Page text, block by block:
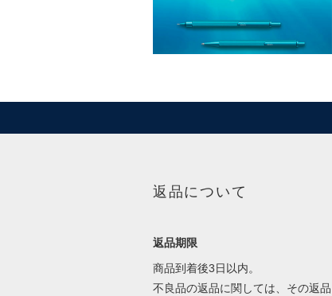
返品について
返品期限
商品到着後3日以内。
不良品の返品に関しては、その返品